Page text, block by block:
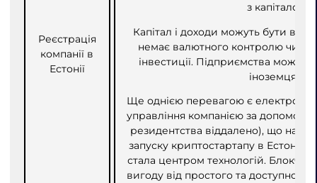
Реєстрація
компанії в
Естонії
з капіталом.
Капітал і доходи можуть бути
немає валютного контролю чи
інвестиції. Підприємства
іноземцям.
Ще однією перевагою є
управління компанією за
резидентства віддалено), що
запуску криптостартапу в Естонії.
стала центром технологій.
вигоду від простого та доступного